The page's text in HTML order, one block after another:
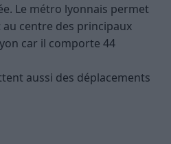
Le métro lyonnais permet
centre des principaux
car il comporte 44
aussi des déplacements